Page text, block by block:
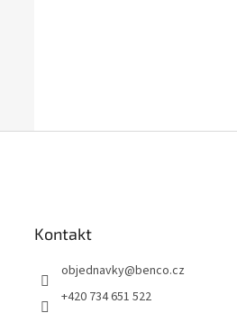
Kontakt
objednavky@benco.cz
+420 734 651 522